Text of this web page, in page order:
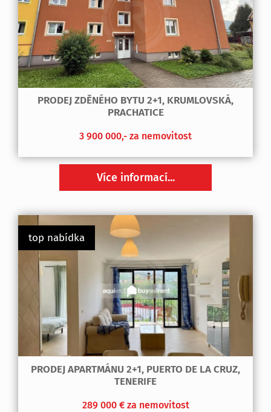
PRODEJ ZDĚNÉHO BYTU 2+1, KRUMLOVSKÁ,
PRACHATICE
3 900 000,- za nemovitost
Více informací...
top nabídka
PRODEJ APARTMÁNU 2+1, PUERTO DE LA CRUZ,
TENERIFE
289 000 € za nemovitost